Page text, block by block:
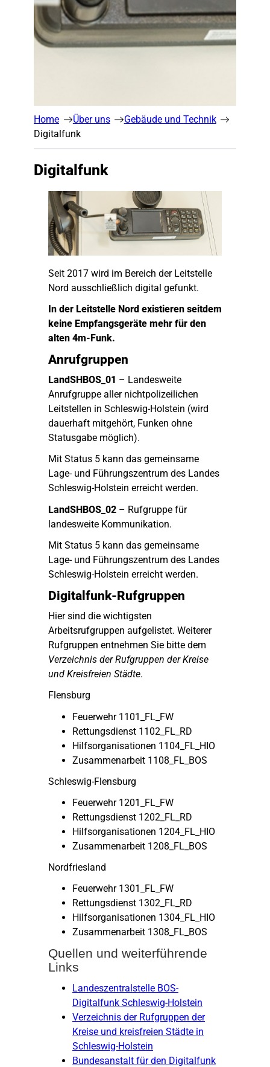
Home Über uns
Gebäude und Technik
Digitalfunk
Digitalfunk
Seit 2017 wird im Bereich der Leitstelle
Nord ausschließlich digital gefunkt.
In der Leitstelle Nord existieren seitdem
keine Empfangsgeräte mehr für den
alten 4m-Funk.
Anrufgruppen
LandSHBOS_01 – Landesweite
Anrufgruppe aller nichtpolizeilichen
Leitstellen in Schleswig-Holstein (wird
dauerhaft mitgehört, Funken ohne
Statusgabe möglich).
Mit Status 5 kann das gemeinsame
Lage- und Führungszentrum des Landes
Schleswig-Holstein erreicht werden.
LandSHBOS_02 – Rufgruppe für
landesweite Kommunikation.
Mit Status 5 kann das gemeinsame
Lage- und Führungszentrum des Landes
Schleswig-Holstein erreicht werden.
Digitalfunk-Rufgruppen
Hier sind die wichtigsten
Arbeitsrufgruppen aufgelistet. Weiterer
Rufgruppen entnehmen Sie bitte dem
Verzeichnis der Rufgruppen der Kreise
und Kreisfreien Städte.
Flensburg
Feuerwehr 1101_FL_FW
Rettungsdienst 1102_FL_RD
Hilfsorganisationen 1104_FL_HIO
Zusammenarbeit 1108_FL_BOS
Schleswig-Flensburg
Feuerwehr 1201_FL_FW
Rettungsdienst 1202_FL_RD
Hilfsorganisationen 1204_FL_HIO
Zusammenarbeit 1208_FL_BOS
Nordfriesland
Feuerwehr 1301_FL_FW
Rettungsdienst 1302_FL_RD
Hilfsorganisationen 1304_FL_HIO
Zusammenarbeit 1308_FL_BOS
Quellen und weiterführende
Links
Landeszentralstelle BOS-
Digitalfunk Schleswig-Holstein
Verzeichnis der Rufgruppen der
Kreise und kreisfreien Städte in
Schleswig-Holstein
Bundesanstalt für den Digitalfunk